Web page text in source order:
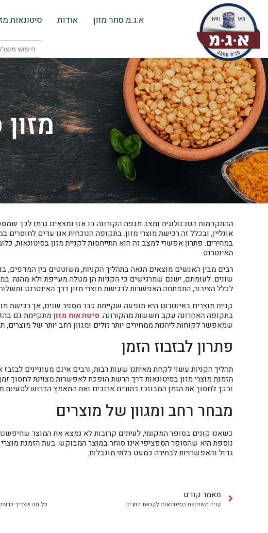
א.ג.מ סחר מזון אודות סיטונאות
Search
for:
Button
ההתקדמות הטכנולוגית ומצב מגפת הקורונה בו אנו נמצאים גרמו לכך
אונליין, ובכלל זה רכישת מוצרי מזון. בתקופה הנוכחית אנו עדים לחוסרים
במחירים. פתרון אפשרי למצב זה הוא התייחסות לקניית מזון בסיטונאות,
האינטרנט.
רבים מבין האנשים מוצאים הנאה בתהליך הקניות, משוטטים בין המדפים,
שונים. לעומתם, ישנם שמרגישים כי הקניות הן מטלה מעייפת ולא מהנה.
לכלל הציבור, התפתחה האפשרות לרכישת מוצרי מזון דרך האינטרנט
קניית מוצרים באינטרנט היא תופעה שקיימת כבר מספר שנים, אך רכישת
בתקופה האחרונה עקב חששות מהקורונה.סיטונאות מזוןמתקיימת גם
שמאפשר לקוחות ליהנות ממחירים יותר זולים ומגוון רחב יותר של מוצרים,
פתרון לבזבוז הזמן
תהליך הקניות עשוי לקחת מאיתנו שעות רבות, ורבים אינם מעוניינים
הזמנת מוצרי מזון בסיטונאות דרך הרשת הופכת לאפשרות מצוינת לחסוך
ובכך לחסוך את הזמן המבוזבז בתורים ארוכים ואת המאמץ הדרוש לטעינת
מבחר רחב ומגוון של מוצרים
כשאנו קונים בסופר המקומי, לעיתים קרובות לא נמצא את המוצר
נוספת היא שהסופר הספציפי אינו סוחר במוצר המבוקש. בעת הזמנת מוצרי
גדול והאפשרויות לבחירה כמעט בלתי מוגבלות.
מאמר קודם
קניה משותפת בסיטונאות לקראת החגים